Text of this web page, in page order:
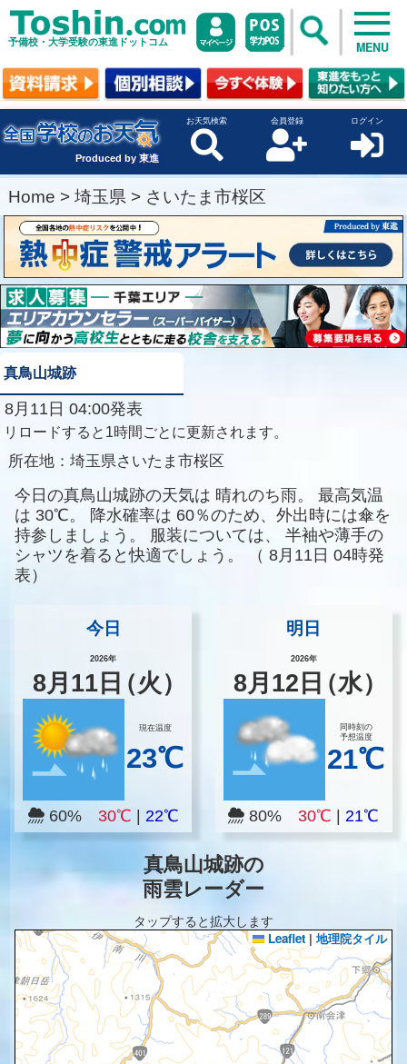
予備校・大学受験の東進ドットコム MENU
Produced by 東進
お天気検索 会員登録 ログイン
Home > 埼玉県 > さいたま市桜区
真鳥山城跡
8月11日 04:00発表
リロードすると1時間ごとに更新されます。
所在地： 埼玉県さいたま市桜区
今日の真鳥山城跡の天気は 晴れのち雨。
最高気温
は 30℃。 降水確率は 60％のため、外出時には傘を
持参しましょう。
服装については、
半袖や薄手の
シャツを着ると快適でしょう。
（ 8月11日 04時発
表）
今日
2026年
8月 11日（火）
現在温度
23℃
60% 30℃ 22℃
明日
2026年
8月 12 日（水）
同時刻の
予想温度
21℃
80%30℃ |21℃
真鳥山城跡の
雨雲レーダー
タップすると拡大します
Leaflet | 地理院タイル